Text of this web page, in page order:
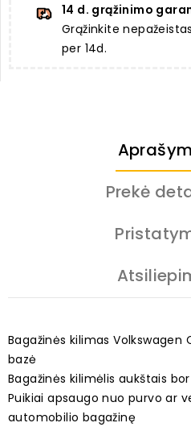
14 d. grąžinimo
Grąžinkite
per 14d.
Prekė
Bagažinės kilimas
bazė
Bagažinės kilimėlis aukštais
Puikiai apsaugo nuo purvo ar
automobilio bagažinę